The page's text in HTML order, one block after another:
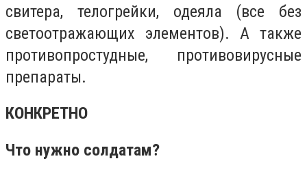
свитера, телогрейки, одеяла (все без
светоотражающих элементов). А также
противопростудные, противовирусные
препараты.
КОНКРЕТНО
Что нужно солдатам?